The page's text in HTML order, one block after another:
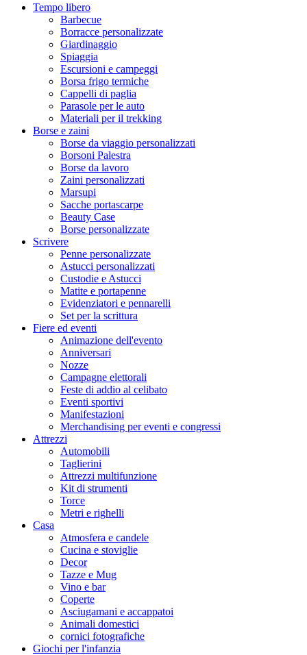
Tempo libero
Barbecue
Borracce personalizzate
Giardinaggio
Spiaggia
Escursioni e campeggi
Borsa frigo termiche
Cappelli di paglia
Parasole per le auto
Materiali per il trekking
Borse e zaini
Borse da viaggio personalizzati
Borsoni Palestra
Borse da lavoro
Zaini personalizzati
Marsupi
Sacche portascarpe
Beauty Case
Borse personalizzate
Scrivere
Penne personalizzate
Astucci personalizzati
Custodie e Astucci
Matite e portapenne
Evidenziatori e pennarelli
Set per la scrittura
Fiere ed eventi
Animazione dell'evento
Anniversari
Nozze
Campagne elettorali
Feste di addio al celibato
Eventi sportivi
Manifestazioni
Merchandising per eventi e congressi
Attrezzi
Automobili
Taglierini
Attrezzi multifunzione
Kit di strumenti
Torce
Metri e righelli
Casa
Atmosfera e candele
Cucina e stoviglie
Decor
Tazze e Mug
Vino e bar
Coperte
Asciugamani e accappatoi
Animali domestici
cornici fotografiche
Giochi per l'infanzia